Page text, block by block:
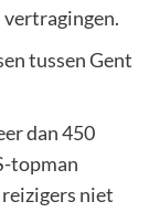
tussen Gent
dan 450
topman
niet